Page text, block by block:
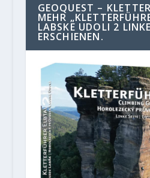
GEOQUEST –
MEHR
LABSKE UDOLI 2
ERSCHIENEN.